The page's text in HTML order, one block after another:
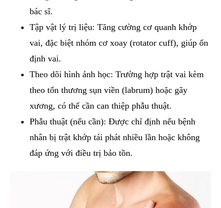
bác sĩ.
Tập vật lý trị liệu: Tăng cường cơ quanh khớp
vai, đặc biệt nhóm cơ xoay (rotator cuff), giúp ổn
định vai.
Theo dõi hình ảnh học: Trường hợp trật vai kèm
theo tổn thương sụn viền (labrum) hoặc gãy
xương, có thể cần can thiệp phẫu thuật.
Phẫu thuật (nếu cần): Được chỉ định nếu bệnh
nhân bị trật khớp tái phát nhiều lần hoặc không
đáp ứng với điều trị bảo tồn.